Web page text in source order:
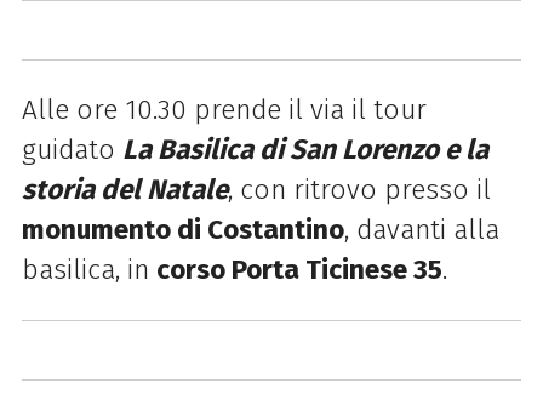
Alle ore 10.30 prende il via il tour
guidato La Basilica di San Lorenzo e la
storia del Natale, con ritrovo presso il
monumento di Costantino, davanti alla
basilica, in corso Porta Ticinese 35.